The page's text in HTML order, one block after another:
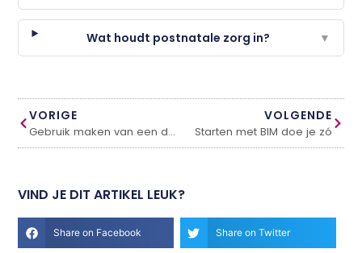
Wat houdt postnatale zorg in? ▼
VORIGE
Gebruik maken van een dakdekker
VOLGENDE
Starten met BIM doe je zó
VIND JE DIT ARTIKEL LEUK?
Share on Facebook Share on Twitter